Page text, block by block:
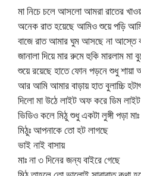
মা নিচে চলে আসলো আমরা রাতের
অনেক রাত হয়েছে আমিও শুয়ে পড়ি
বাজে রাত আমার ঘুম আসছে না আস্তে
জানালা দিয়ে মার রুমে হুকি মারলাম মা
শুয়ে রয়েছে হাতে ফোন পড়নে শুধু শায়া
আর আমি আমার বাড়ায় হাত বুলাচ্চি
দিলো মা উঠে লাইট অফ করে ডিম
ভিডিও কলে মিঠু শুধু একটা লুঙ্গী পড়া
মিঠুঃ আপনাকে তো হট লাগছে
ভাই নাই বাসায়
মাঃ না ৩ দিনের জন্য বাইরে গেছে